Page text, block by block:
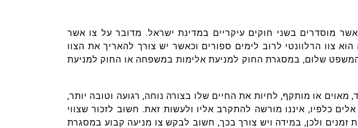
מוסדרים בשני חוקים עיקריים במדינת ישראל. מדובר על צו אשר
צוו הרלוונטי לרוב לימים ספורים וכאשר יש צורך להאריך את הצוו
שלום, במסגרת החוק למניעת אלימות במשפחה או החוק למניעת
או מותקף, לחיות את החיים שלו בצורה נוחה, רגועה וטובה יותר,
כלפיו, איננו מורשה להתקרב אליו ולעשות זאת. חשוב לזכור שצווי
זמנים ולכן, במידה ויש צורך בכך, חשוב לבקש צו מניעה קבוע במסגרת